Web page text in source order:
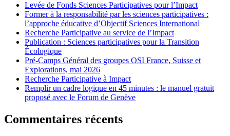
Levée de Fonds Sciences Participatives pour l’Impact
Former à la responsabilité par les sciences participatives :
l’approche éducative d’Objectif Sciences International
Recherche Participative au service de l’Impact
Publication : Sciences participatives pour la Transition
Écologique
Pré-Camps Général des groupes OSI France, Suisse et
Explorations, mai 2026
Recherche Participative à Impact
Remplir un cadre logique en 45 minutes : le manuel gratuit
proposé avec le Forum de Genève
Commentaires récents